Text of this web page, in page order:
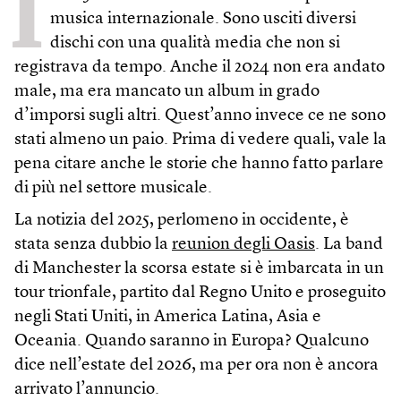
I musica internazionale. Sono usciti diversi
dischi con una qualità media che non si
registrava da tempo. Anche il 2024 non era andato
male, ma era mancato un album in grado
d’imporsi sugli altri. Quest’anno invece ce ne sono
stati almeno un paio. Prima di vedere quali, vale la
pena citare anche le storie che hanno fatto parlare
di più nel settore musicale.
La notizia del 2025, perlomeno in occidente, è
stata senza dubbio la reunion degli Oasis. La band
di Manchester la scorsa estate si è imbarcata in un
tour trionfale, partito dal Regno Unito e proseguito
negli Stati Uniti, in America Latina, Asia e
Oceania. Quando saranno in Europa? Qualcuno
dice nell’estate del 2026, ma per ora non è ancora
arrivato l’annuncio.